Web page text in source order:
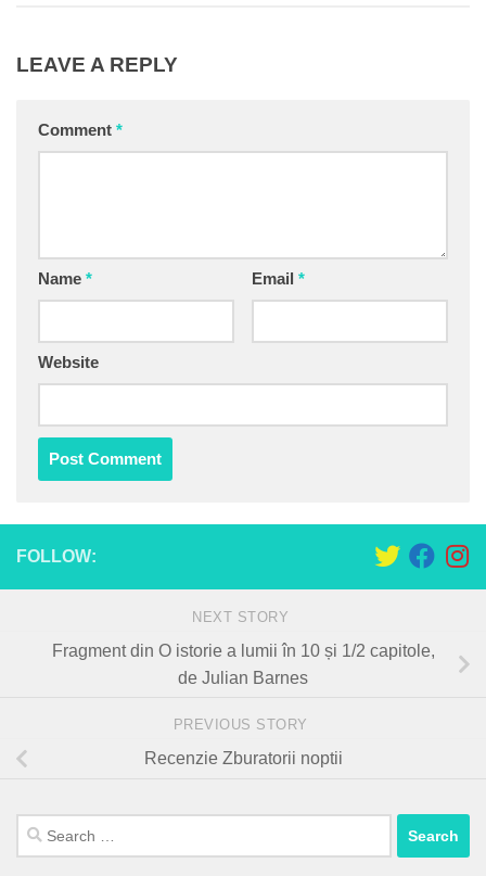
LEAVE A REPLY
Comment *
Name * Email *
Website
FOLLOW:
NEXT STORY
Fragment din O istorie a lumii în 10 și 1/2 capitole,
de Julian Barnes
PREVIOUS STORY
Recenzie Zburatorii noptii
Search
for: